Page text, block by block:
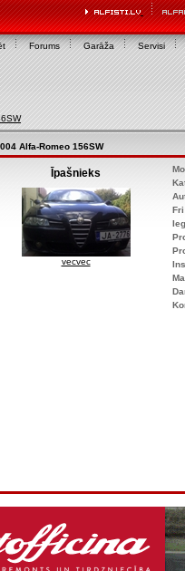
Forums Garāža Servisi
Alfa-Romeo 156SW
Īpašnieks
vecvec